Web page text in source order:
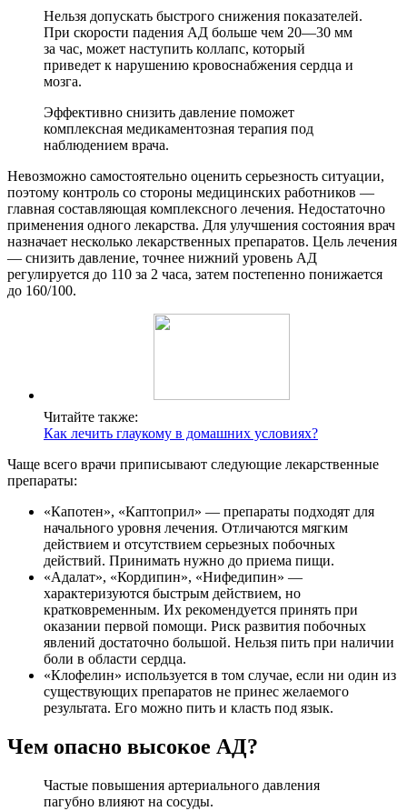
Нельзя допускать быстрого снижения показателей.
При скорости падения АД больше чем 20―30 мм
за час, может наступить коллапс, который
приведет к нарушению кровоснабжения сердца и
мозга.
Эффективно снизить давление поможет
комплексная медикаментозная терапия под
наблюдением врача.
Невозможно самостоятельно оценить серьезность ситуации,
поэтому контроль со стороны медицинских работников —
главная составляющая комплексного лечения. Недостаточно
применения одного лекарства. Для улучшения состояния врач
назначает несколько лекарственных препаратов. Цель лечения
— снизить давление, точнее нижний уровень АД
регулируется до 110 за 2 часа, затем постепенно понижается
до 160/100.
Читайте также:
Как лечить глаукому в домашних условиях?
Чаще всего врачи приписывают следующие лекарственные
препараты:
«Капотен», «Каптоприл» — препараты подходят для
начального уровня лечения. Отличаются мягким
действием и отсутствием серьезных побочных
действий. Принимать нужно до приема пищи.
«Адалат», «Кордипин», «Нифедипин» —
характеризуются быстрым действием, но
кратковременным. Их рекомендуется принять при
оказании первой помощи. Риск развития побочных
явлений достаточно большой. Нельзя пить при наличии
боли в области сердца.
«Клофелин» используется в том случае, если ни один из
существующих препаратов не принес желаемого
результата. Его можно пить и класть под язык.
Чем опасно высокое АД?
Частые повышения артериального давления
пагубно влияют на сосуды.